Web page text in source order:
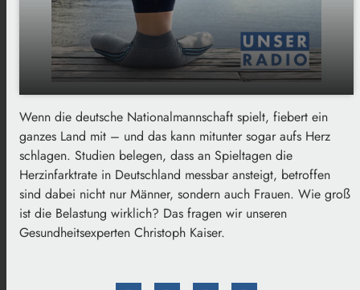
play_arrow Wenn die Nationalelf spielt: Stress fürs Herz?
00:00
Wenn die deutsche Nationalmannschaft spielt, fiebert ein
ganzes Land mit – und das kann mitunter sogar aufs Herz
schlagen. Studien belegen, dass an Spieltagen die
Herzinfarktrate in Deutschland messbar ansteigt, betroffen
sind dabei nicht nur Männer, sondern auch Frauen. Wie groß
ist die Belastung wirklich? Das fragen wir unseren
Gesundheitsexperten Christoph Kaiser.